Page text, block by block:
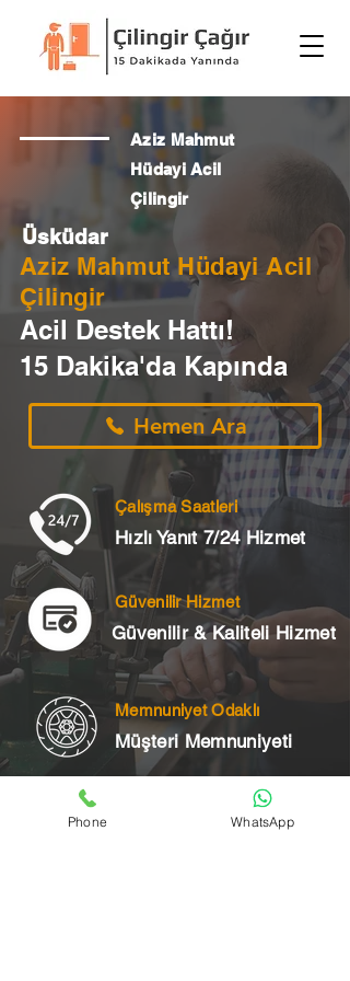
Aziz Mahmut
Hüdayi Acil
Çilingir
Üsküdar
Aziz Mahmut Hüdayi Acil
Çilingir
Acil Destek Hattı!
15 Dakika'da Kapında
Hemen Ara
Çalışma Saatleri
Hızlı Yanıt 7/24 Hizmet
Güvenilir Hizmet
Güvenilir & Kaliteli Hizmet
Memnuniyet Odaklı
Müşteri Memnuniyeti
Phone WhatsApp